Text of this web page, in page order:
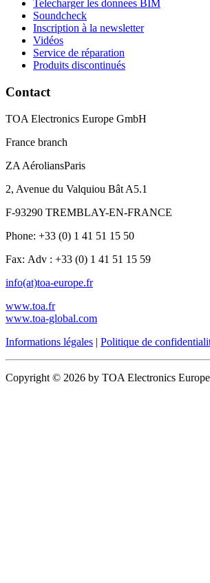
Telecharger les donnees BIM
Soundcheck
Inscription à la newsletter
Vidéos
Service de réparation
Produits discontinués
Contact
TOA Electronics Europe GmbH
France branch
ZA AéroliansParis
2, Avenue du Valquiou Bât A5.1
F-93290 TREMBLAY-EN-FRANCE
Phone: +33 (0) 1 41 51 15 50
Fax: Adv : +33 (0) 1 41 51 15 59
info(at)toa-europe.fr
www.toa.fr
www.toa-global.com
Informations légales | Politique de
Copyright © 2026 by TOA Electronics